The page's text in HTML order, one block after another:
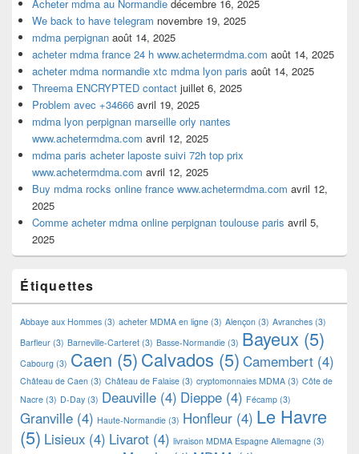
Acheter mdma au Normandie décembre 16, 2025
We back to have telegram novembre 19, 2025
mdma perpignan août 14, 2025
acheter mdma france 24 h www.achetermdma.com août 14, 2025
acheter mdma normandie xtc mdma lyon paris août 14, 2025
Threema ENCRYPTED contact juillet 6, 2025
Problem avec +34666 avril 19, 2025
mdma lyon perpignan marseille orly nantes
www.achetermdma.com avril 12, 2025
mdma paris acheter laposte suivi 72h top prix
www.achetermdma.com avril 12, 2025
Buy mdma rocks online france www.achetermdma.com avril 12,
2025
Comme acheter mdma online perpignan toulouse paris avril 5,
2025
Étiquettes
Abbaye aux Hommes (3) acheter MDMA en ligne (3) Alençon (3) Avranches (3)
Barfleur (3) Barneville-Carteret (3) Basse-Normandie (3) Bayeux (5)
Cabourg (3) Caen (5)Calvados (5) Camembert (4)
Château de Caen (3) Château de Falaise (3) cryptomonnaies MDMA (3) Côte de
Nacre (3) D-Day (3) Deauville (4) Dieppe (4) Fécamp (3)
Granville (4) Haute-Normandie (3) Honfleur (4) Le Havre
(5) Lisieux (4) Livarot (4) livraison MDMA Espagne Allemagne (3)